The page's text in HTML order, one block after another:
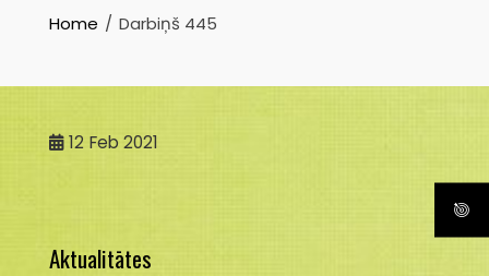
Home Darbiņš 445
12 Feb 2021
Aktualitātes